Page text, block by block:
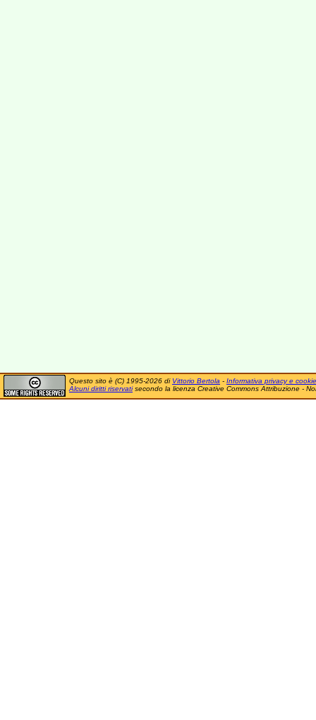
Questo sito è (C) 1995-2026 di Vittorio Bertola - Informativa privacy e cookie
Alcuni diritti riservatisecondo la licenza Creative Commons Attribuzione -